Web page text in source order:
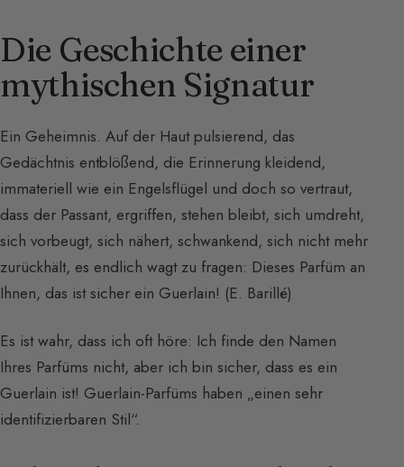
Die Geschichte einer
mythischen Signatur
Ein Geheimnis. Auf der Haut pulsierend, das
Gedächtnis entblößend, die Erinnerung kleidend,
immateriell wie ein Engelsflügel und doch so vertraut,
dass der Passant, ergriffen, stehen bleibt, sich umdreht,
sich vorbeugt, sich nähert, schwankend, sich nicht mehr
zurückhält, es endlich wagt zu fragen: Dieses Parfüm an
Ihnen, das ist sicher ein Guerlain! (E. Barillé)
Es ist wahr, dass ich oft höre: Ich finde den Namen
Ihres Parfüms nicht, aber ich bin sicher, dass es ein
Guerlain ist! Guerlain-Parfüms haben „einen sehr
identifizierbaren Stil“.